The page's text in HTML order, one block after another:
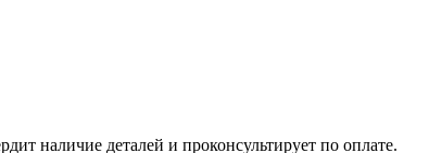
наличие деталей и проконсультирует по оплате.